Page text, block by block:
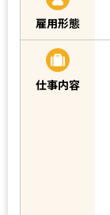
雇用形態
仕事内容